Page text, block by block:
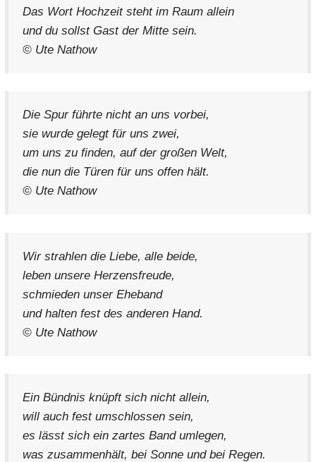
Das Wort Hochzeit steht im Raum allein
und du sollst Gast der Mitte sein.
© Ute Nathow
Die Spur führte nicht an uns vorbei,
sie wurde gelegt für uns zwei,
um uns zu finden, auf der großen Welt,
die nun die Türen für uns offen hält.
© Ute Nathow
Wir strahlen die Liebe, alle beide,
leben unsere Herzensfreude,
schmieden unser Eheband
und halten fest des anderen Hand.
© Ute Nathow
Ein Bündnis knüpft sich nicht allein,
will auch fest umschlossen sein,
es lässt sich ein zartes Band umlegen,
was zusammenhält, bei Sonne und bei Regen.